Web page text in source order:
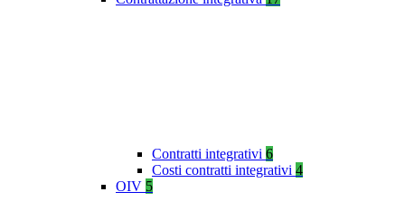
Contratti integrativi 6
Costi contratti integrativi 4
OIV 5